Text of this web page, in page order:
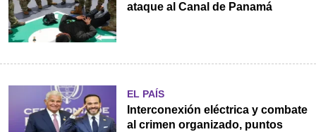
ataque al Canal de Panamá
EL PAÍS
Interconexión eléctrica y combate
al crimen organizado, puntos